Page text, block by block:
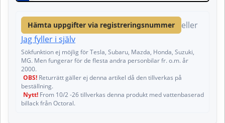
Hämta uppgifter via registreringsnummer
eller
Jag fyller i själv
Sökfunktion ej möjlig för Tesla, Subaru, Mazda, Honda, Suzuki,
MG. Men fungerar för de flesta andra personbilar fr. o.m. år
2000.
OBS! Returrätt gäller ej denna artikel då den tillverkas på
beställning.
Nytt! From 10/2 -26 tillverkas denna produkt med vattenbaserad
billack från Octoral.